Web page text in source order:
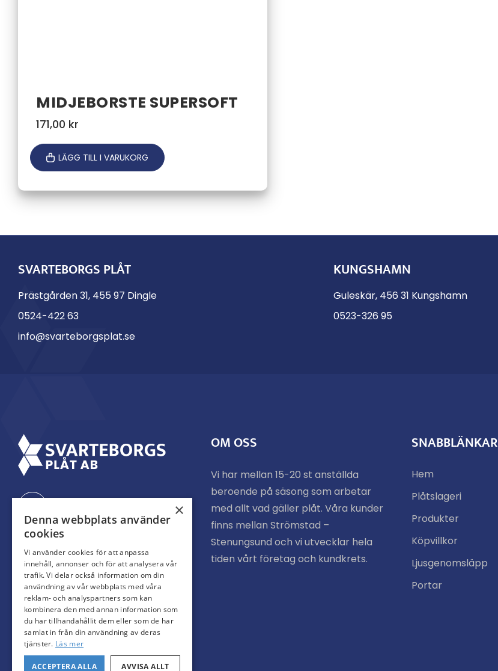
MIDJEBORSTE SUPERSOFT
171,00 kr
LÄGG TILL I VARUKORG
SVARTEBORGS PLÅT
Prästgården 31, 455 97 Dingle
0524-422 63
info@svarteborgsplat.se
KUNGSHAMN
Guleskär, 456 31 Kungshamn
0523-326 95
OM OSS
Vi har mellan 15-20 st anställda
beroende på säsong som arbetar
med allt vad gäller plåt. Våra kunder
finns mellan Strömstad –
Stenungsund och vi utvecklar hela
tiden vårt företag och kundkrets.
SNABBLÄNKAR
Hem
Plåtslageri
Produkter
Köpvillkor
Ljusgenomsläpp
Portar
×
Denna webbplats använder
cookies
Vi använder cookies för att anpassa
innehåll, annonser och för att analysera vår
trafik. Vi delar också information om din
användning av vår webbplats med våra
reklam- och analyspartners som kan
kombinera den med annan information som
du har tillhandahållit dem eller som de har
samlat in från din användning av deras
tjänster. Läs mer
ACCEPTERA ALLA AVVISA ALLT